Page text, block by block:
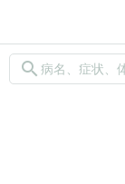
search